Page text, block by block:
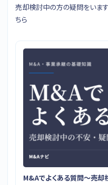
売却検討中の方の疑問をいま
ちら
M&Aでよくある質問〜売却